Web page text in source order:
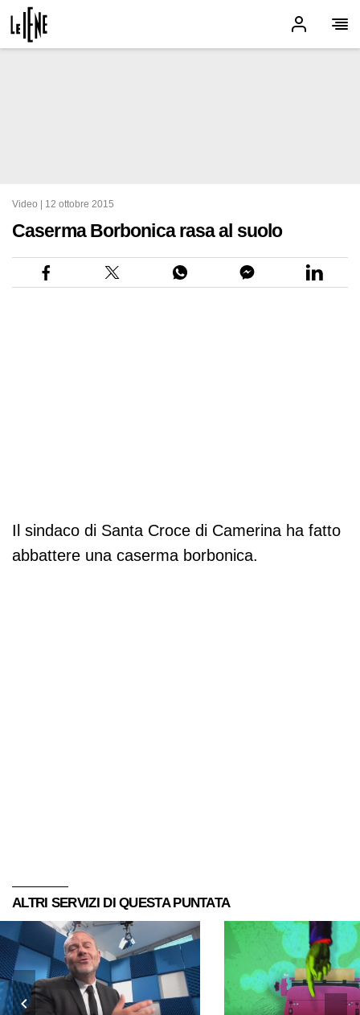
Video | 12 ottobre 2015
Caserma Borbonica rasa al suolo
Il sindaco di Santa Croce di Camerina ha fatto
abbattere una caserma borbonica.
ALTRI SERVIZI DI QUESTA PUNTATA